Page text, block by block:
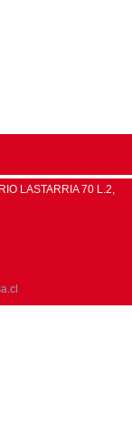
LASTARRIA 70 L.2,